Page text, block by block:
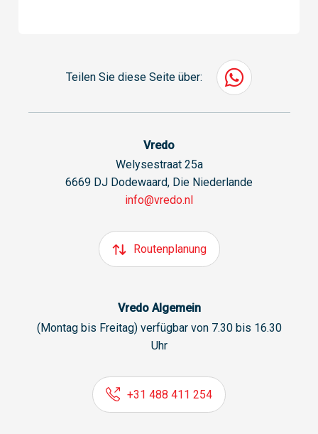
Teilen Sie diese Seite über:
Vredo
Welysestraat 25a
6669 DJ Dodewaard, Die Niederlande
info@vredo.nl
Routenplanung
Vredo Algemein
(Montag bis Freitag) verfügbar von 7.30 bis 16.30
Uhr
+31 488 411 254